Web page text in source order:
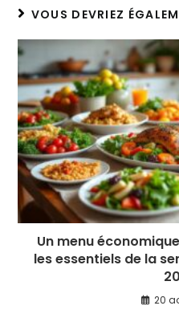
VOUS DEVRIEZ
Un menu
les essentiels de la
20